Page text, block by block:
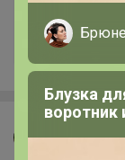
Джилка
Блузка